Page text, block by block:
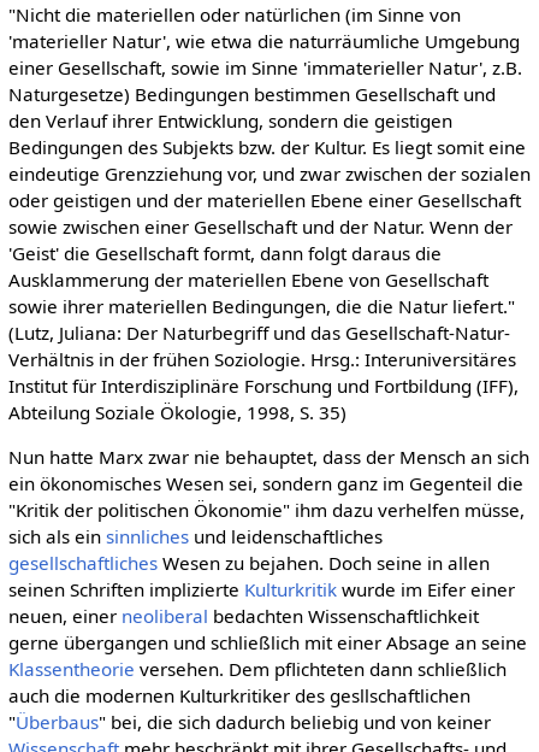
"Nicht die materiellen oder natürlichen (im Sinne von
'materieller Natur', wie etwa die naturräumliche Umgebung
einer Gesellschaft, sowie im Sinne 'immaterieller Natur', z.B.
Naturgesetze) Bedingungen bestimmen Gesellschaft und
den Verlauf ihrer Entwicklung, sondern die geistigen
Bedingungen des Subjekts bzw. der Kultur. Es liegt somit eine
eindeutige Grenzziehung vor, und zwar zwischen der sozialen
oder geistigen und der materiellen Ebene einer Gesellschaft
sowie zwischen einer Gesellschaft und der Natur. Wenn der
'Geist' die Gesellschaft formt, dann folgt daraus die
Ausklammerung der materiellen Ebene von Gesellschaft
sowie ihrer materiellen Bedingungen, die die Natur liefert."
(Lutz, Juliana: Der Naturbegriff und das Gesellschaft-Natur-
Verhältnis in der frühen Soziologie. Hrsg.: Interuniversitäres
Institut für Interdisziplinäre Forschung und Fortbildung (IFF),
Abteilung Soziale Ökologie, 1998, S. 35)
Nun hatte Marx zwar nie behauptet, dass der Mensch an sich
ein ökonomisches Wesen sei, sondern ganz im Gegenteil die
"Kritik der politischen Ökonomie" ihm dazu verhelfen müsse,
sich als ein sinnlichesund leidenschaftliches
gesellschaftlichesWesen zu bejahen. Doch seine in allen
seinen Schriften implizierte Kulturkritikwurde im Eifer einer
neuen, einer neoliberal bedachten Wissenschaftlichkeit
gerne übergangen und schließlich mit einer Absage an seine
Klassentheorie versehen. Dem pflichteten dann schließlich
auch die modernen Kulturkritiker des gesllschaftlichen
"Überbaus" bei, die sich dadurch beliebig und von keiner